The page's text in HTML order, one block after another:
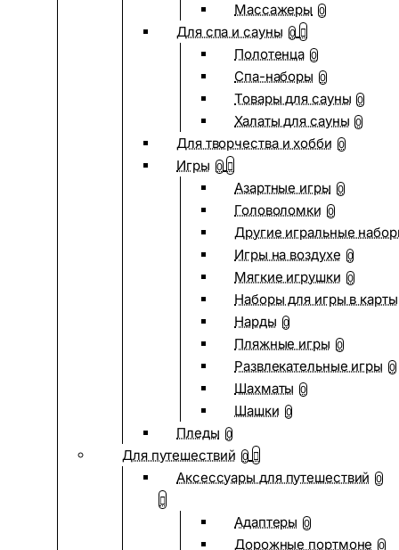
Массажеры 0
Для спа и сауны 0
Полотенца 0
Спа-наборы 0
Товары для сауны 0
Халаты для сауны 0
Для творчества и хобби 0
Игры 0
Азартные игры 0
Головоломки 0
Другие игральные
Игры на воздухе 0
Мягкие игрушки 0
Наборы для игры в карты
Нарды 0
Пляжные игры 0
Развлекательные игры 0
Шахматы 0
Шашки 0
Пледы 0
Для путешествий 0
Аксессуары для путешествий 0
Адаптеры 0
Дорожные портмоне 0